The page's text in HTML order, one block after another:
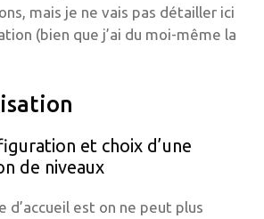
mais je ne vais pas détailler ici
(bien que j’ai du moi-même la
et choix d’une
de niveaux
d’accueil est on ne peut plus